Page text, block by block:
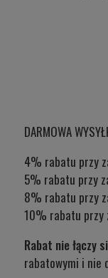
DARMOWA
4% rabatu przy
5% rabatu przy
8% rabatu przy
10% rabatu przy
Rabat nie łączy
rabatowymi i nie